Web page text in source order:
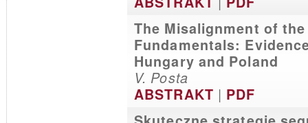
The Misalignment of
Fundamentals:
Hungary and Poland
V. Posta
ABSTRAKT | PDF